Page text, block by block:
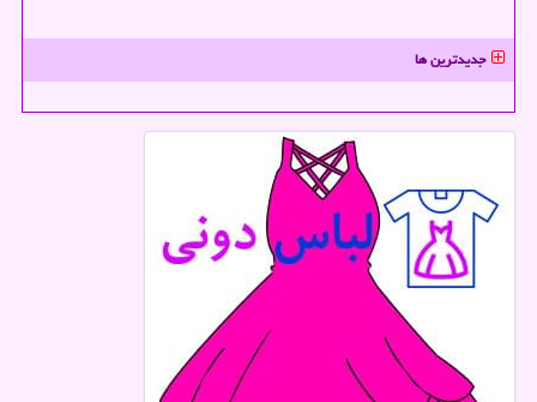
جدیدترین ها